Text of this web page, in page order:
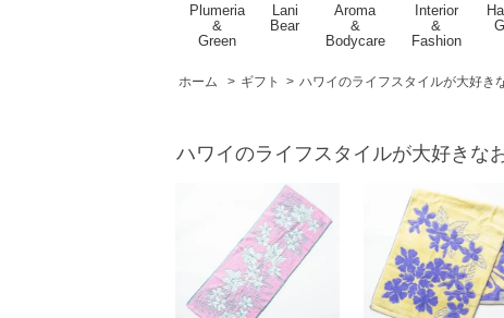
Plumeria
&
Green
Lani
Bear
Aroma
&
Bodycare
Interior
&
Fashion
ホーム > ギフト > ハワイのライフスタイルが大好き
ハワイのライフスタイルが大好きな